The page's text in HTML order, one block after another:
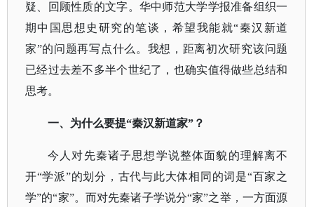
疑、回顾性质的文字。华中师范大学学报准备组织一
期中国思想史研究的笔谈，希望我能就“秦汉新道
家”的问题再写点什么。我想，距离初次研究该问题
已经过去差不多半个世纪了，也确实值得做些总结和
思考。
一、为什么要提“秦汉新道家”？
今人对先秦诸子思想学说整体面貌的理解离不
开“学派”的划分，古代与此大体相同的词是“百家之
学”的“家”。而对先秦诸子学说分“家”之举，一方面源